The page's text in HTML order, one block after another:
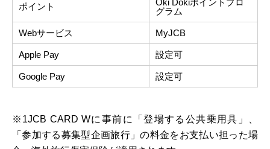
ポイント
Oki Dokiポイントプロ
グラム
Webサービス MyJCB
Apple Pay 設定可
Google Pay 設定可
※1JCB CARD Wに事前に「登場する公共乗用具」、
「参加する募集型企画旅行」の料金をお支払い担った場